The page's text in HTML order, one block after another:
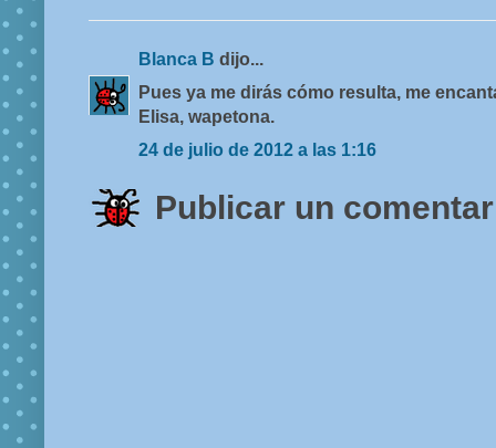
Blanca B dijo...
Pues ya me dirás cómo resulta, me
Elisa, wapetona.
24 de julio de 2012 a las 1:16
Publicar un